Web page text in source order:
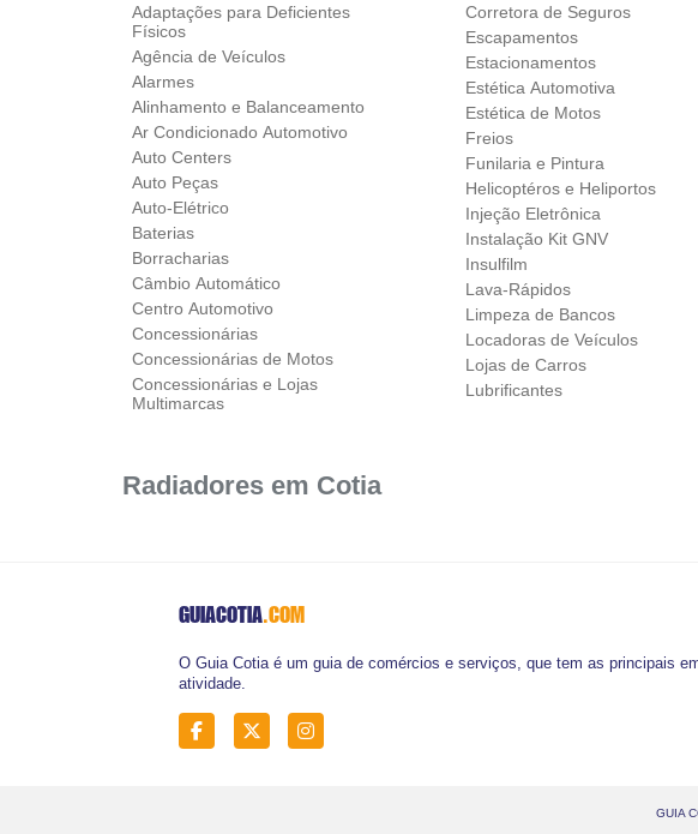
Adaptações para Deficientes
Físicos
Agência de Veículos
Alarmes
Alinhamento e Balanceamento
Ar Condicionado Automotivo
Auto Centers
Auto Peças
Auto-Elétrico
Baterias
Borracharias
Câmbio Automático
Centro Automotivo
Concessionárias
Concessionárias de Motos
Concessionárias e Lojas
Multimarcas
Corretora de Seguros
Escapamentos
Estacionamentos
Estética Automotiva
Estética de Motos
Freios
Funilaria e Pintura
Helicoptéros e Heliportos
Injeção Eletrônica
Instalação Kit GNV
Insulfilm
Lava-Rápidos
Limpeza de Bancos
Locadoras de Veículos
Lojas de Carros
Lubrificantes
Radiadores em Cotia
GUIACOTIA.COM
O Guia Cotia é um guia de comércios e serviços, que tem as principais
atividade.
GUIA